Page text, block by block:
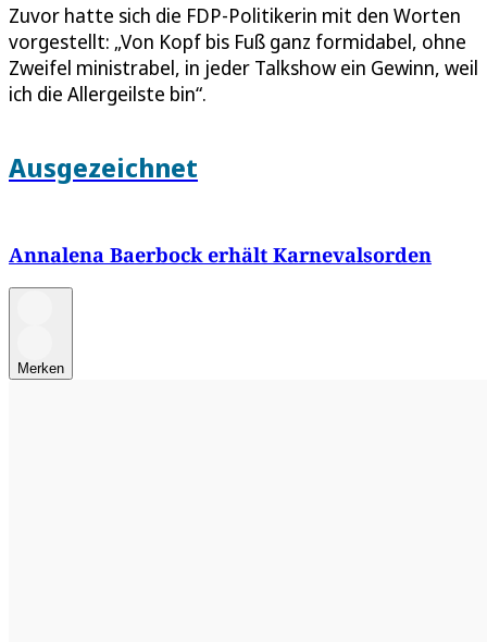
Zuvor hatte sich die FDP-Politikerin mit den Worten
vorgestellt: „Von Kopf bis Fuß ganz formidabel, ohne
Zweifel ministrabel, in jeder Talkshow ein Gewinn, weil
ich die Allergeilste bin“.
Ausgezeichnet
Annalena Baerbock erhält Karnevalsorden
Merken